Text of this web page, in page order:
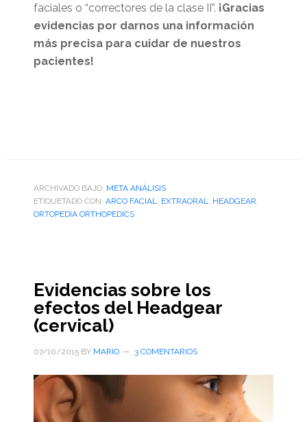
faciales o “correctores de la clase II”. ¡Gracias
evidencias por darnos una información
más precisa para cuidar de nuestros
pacientes!
ARCHIVADO BAJO: META ANÁLISIS
ETIQUETADO CON: ARCO FACIAL, EXTRAORAL, HEADGEAR,
ORTOPEDIA ORTHOPEDICS
Evidencias sobre los
efectos del Headgear
(cervical)
07/10/2015BY MARIO 3 COMENTARIOS